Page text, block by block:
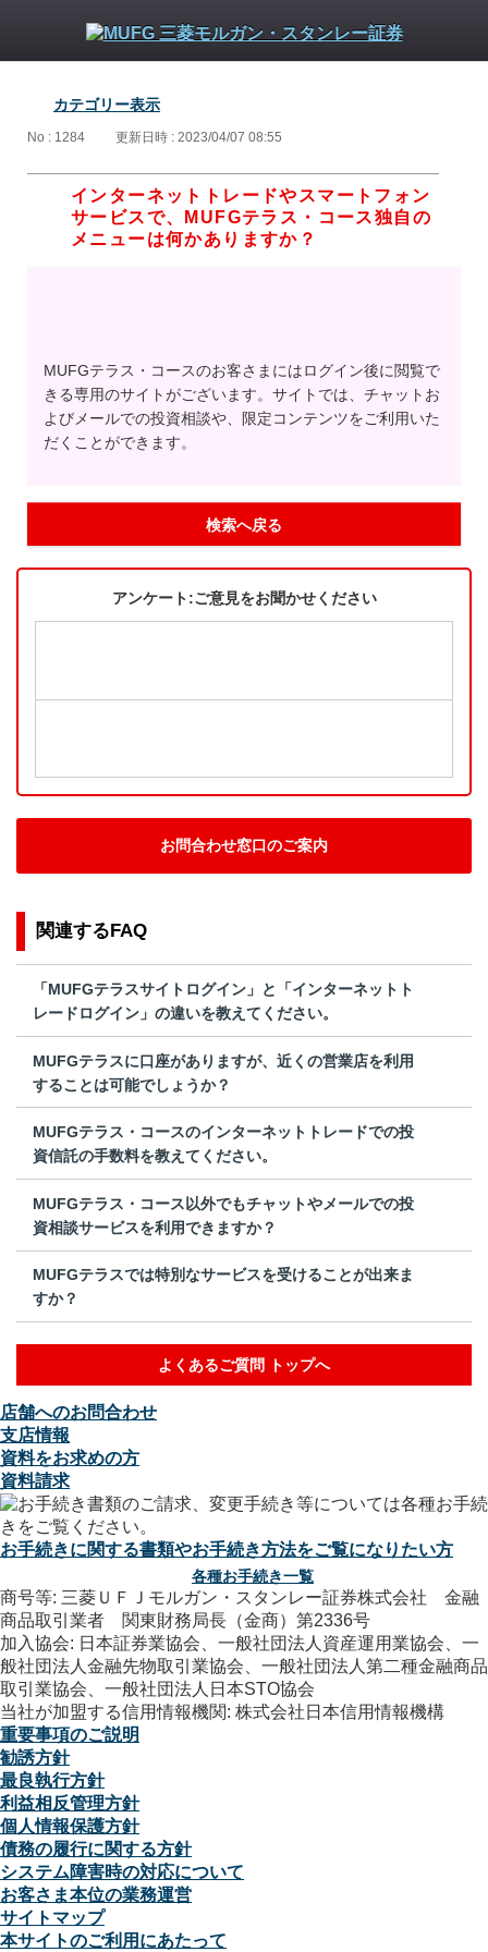
カテゴリー表示
No : 1284 更新日時 : 2023/04/07 08:55
インターネットトレードやスマートフォン
サービスで、MUFGテラス・コース独自の
メニューは何かありますか？
MUFGテラス・コースのお客さまにはログイン後に閲覧で
きる専用のサイトがございます。サイトでは、チャットお
よびメールでの投資相談や、限定コンテンツをご利用いた
だくことができます。
検索へ戻る
アンケート:ご意見をお聞かせください
お問合わせ窓口のご案内
関連するFAQ
「MUFGテラスサイトログイン」と「インターネットト
レードログイン」の違いを教えてください。
MUFGテラスに口座がありますが、近くの営業店を利用
することは可能でしょうか？
MUFGテラス・コースのインターネットトレードでの投
資信託の手数料を教えてください。
MUFGテラス・コース以外でもチャットやメールでの投
資相談サービスを利用できますか？
MUFGテラスでは特別なサービスを受けることが出来ま
すか？
よくあるご質問 トップへ
店舗へのお問合わせ
支店情報
資料をお求めの方
資料請求
お手続きに関する書類やお手続き方法をご覧になりたい方
各種お手続き一覧
商号等: 三菱ＵＦＪモルガン・スタンレー証券株式会社 金融
商品取引業者 関東財務局長（金商）第2336号
加入協会: 日本証券業協会、一般社団法人資産運用業協会、一
般社団法人金融先物取引業協会、一般社団法人第二種金融商品
取引業協会、一般社団法人日本STO協会
当社が加盟する信用情報機関: 株式会社日本信用情報機構
重要事項のご説明
勧誘方針
最良執行方針
利益相反管理方針
個人情報保護方針
債務の履行に関する方針
システム障害時の対応について
お客さま本位の業務運営
サイトマップ
本サイトのご利用にあたって